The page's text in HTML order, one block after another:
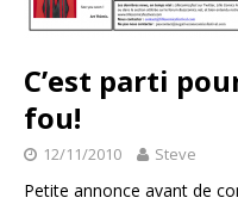
C’est parti
fou!
12/11/2010 Steve
Petite annonce avant de